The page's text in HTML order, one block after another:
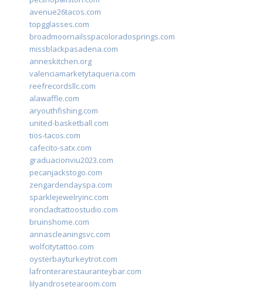
avenue26tacos.com
topgglasses.com
broadmoornailsspacoloradosprings.com
missblackpasadena.com
anneskitchen.org
valenciamarketytaqueria.com
reefrecordsllc.com
alawaffle.com
aryouthfishing.com
united-basketball.com
tios-tacos.com
cafecito-satx.com
graduacionviu2023.com
pecanjackstogo.com
zengardendayspa.com
sparklejewelryinc.com
ironcladtattoostudio.com
bruinshome.com
annascleaningsvc.com
wolfcitytattoo.com
oysterbayturkeytrot.com
lafronterarestauranteybar.com
lilyandrosetearoom.com